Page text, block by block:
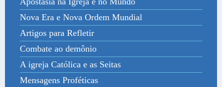
Nova Era e Nova Ordem Mundial
Artigos para Refletir
Combate ao demônio
A igreja Católica e as Seitas
Mensagens Proféticas